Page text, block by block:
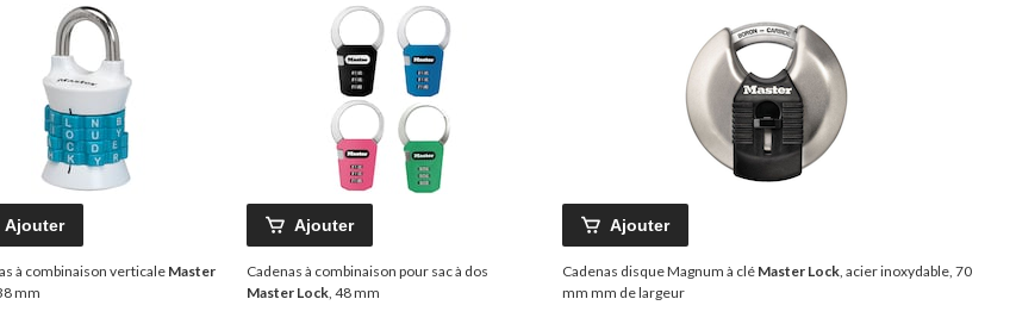
Ajouter
à combinaison verticaleMaster
mm
Ajouter
Cadenas à combinaison pour sac à dos
Master Lock , 48 mm
Ajouter
Cadenas disque Magnum à clé Master Lock , acier inoxydable, 70
mm mm de largeur